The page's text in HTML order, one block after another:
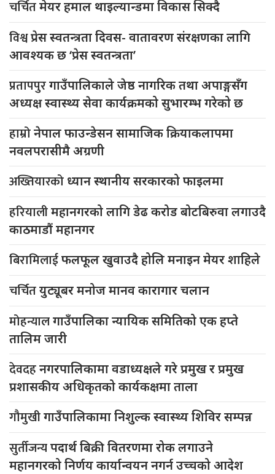
चर्चितमेयर हमाल थाइल्यान्डमा विकास सिक्दै
विश्वप्रेस स्वतन्त्रता दिवस- वातावरण संरक्षणका लागि
आवश्यक छ ‘प्रेस स्वतन्त्रता’
प्रतापपुरगाउँपालिकाले जेष्ठ नागरिक तथा अपाङ्गसँग
अध्यक्ष स्वास्थ्य सेवा कार्यक्रमको सुभारम्भ गरेको छ
हाम्रोनेपाल फाउन्डेसन सामाजिक क्रियाकलापमा
नवलपरासीमै अग्रणी
अख्तियारको ध्यान स्थानीय सरकारको फाइलमा
हरियालीमहानगरको लागि डेढ करोड बोटबिरुवा लगाउदै
काठमाडौं महानगर
बिरामिलाईफलफूल खुवाउदै होलि मनाइन मेयर शाहिले
चर्चितयुट्यूबर मनोज मानव कारागार चलान
मोहन्यालगाउँपालिका न्यायिक समितिको एक हप्ते
तालिम जारी
देवदहनगरपालिकामा वडाध्यक्षले गरे प्रमुख र प्रमुख
प्रशासकीय अधिकृतको कार्यकक्षमा ताला
गौमुखीगाउँपालिकामा निशुल्क स्वास्थ्य शिविर सम्पन्न
सुर्तीजन्यपदार्थ बिक्री वितरणमा रोक लगाउने
महानगरको निर्णय कार्यान्वयन नगर्न उच्चको आदेश